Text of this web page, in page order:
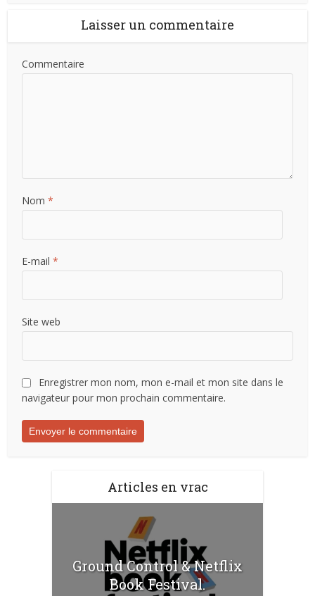
Laisser un commentaire
Commentaire
Nom*
E-mail*
Site web
Enregistrer mon nom, mon e-mail et mon site dans le
navigateur pour mon prochain commentaire.
Articles en vrac
Ground Control & Netflix
Book Festival.